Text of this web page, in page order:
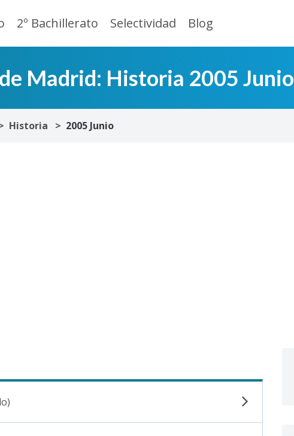
2º Bachillerato Selectividad Blog
Madrid: Historia 2005 Junio
Historia 2005 Junio